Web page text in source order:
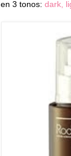
en 3 tonos: dark,